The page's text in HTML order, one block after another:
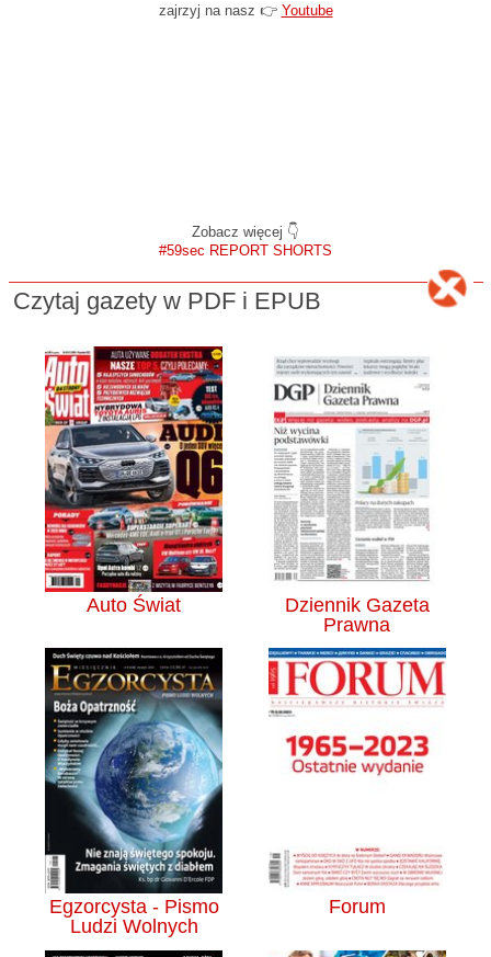
zajrzyj na nasz 👉 Youtube
Zobacz więcej 👇
#59sec REPORT SHORTS
Czytaj gazety w PDF i EPUB
Auto Świat
Dziennik Gazeta
Prawna
Egzorcysta - Pismo
Ludzi Wolnych
Forum